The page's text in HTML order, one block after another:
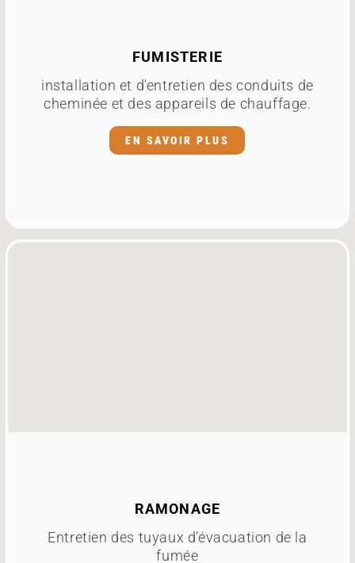
FUMISTERIE
installation et d'entretien des conduits de
cheminée et des appareils de chauffage.
EN SAVOIR PLUS
RAMONAGE
Entretien des tuyaux d’évacuation de la
fumée